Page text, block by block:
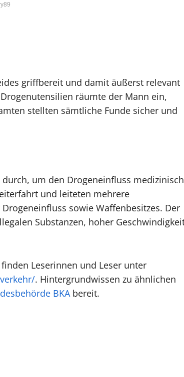
griffbereit und damit äußerst relevant
räumte der Mann ein,
stellten sämtliche Funde sicher und
um den Drogeneinfluss medizinisch
und leiteten mehrere
sowie Waffenbesitzes. Der
Substanzen, hoher
Leserinnen und Leser unter
. Hintergrundwissen zu ähnlichen
BKA bereit.